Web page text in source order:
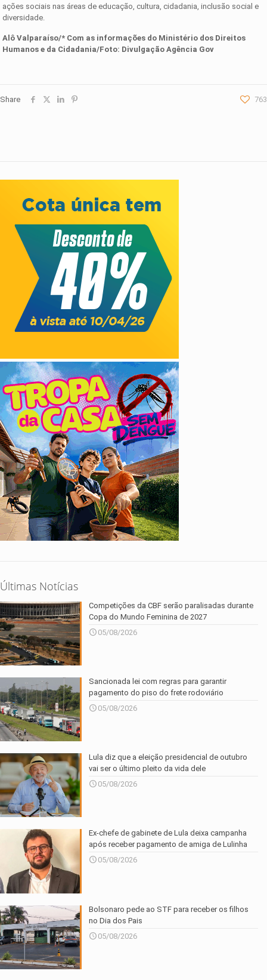
ações sociais nas áreas de educação, cultura, cidadania, inclusão social e
diversidade.
Alô Valparaíso/* Com as informações d o Ministério dos Direitos
Humanos e da Cidadania/Foto: Divulgação Agência Gov
Share 763
Últimas Notícias
Competições da CBF serão paralisadas durante
Copa do Mundo Feminina de 2027
05/08/2026
Sancionada lei com regras para garantir
pagamento do piso do frete rodoviário
05/08/2026
Lula diz que a eleição presidencial de outubro
vai ser o último pleito da vida dele
05/08/2026
Ex-chefe de gabinete de Lula deixa campanha
após receber pagamento de amiga de Lulinha
05/08/2026
Bolsonaro pede ao STF para receber os filhos
no Dia dos Pais
05/08/2026